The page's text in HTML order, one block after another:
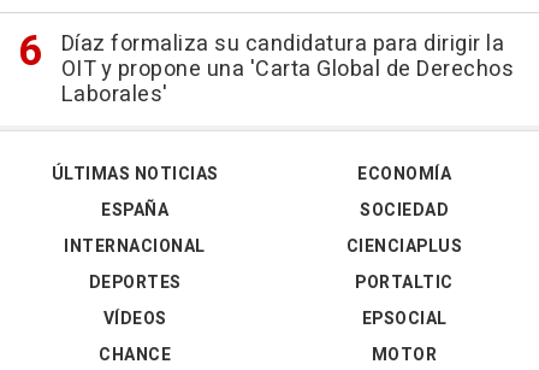
Díaz formaliza su candidatura para dirigir la
OIT y propone una 'Carta Global de Derechos
Laborales'
ÚLTIMAS NOTICIAS
ESPAÑA
INTERNACIONAL
DEPORTES
VÍDEOS
ECONOMÍA
SOCIEDAD
CIENCIAPLUS
PORTALTIC
EPSOCIAL
CHANCE
MOTOR